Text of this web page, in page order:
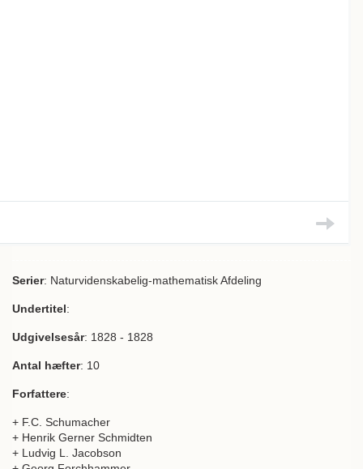
Serier: Naturvidenskabelig-mathematisk Afdeling
Undertitel:
Udgivelsesår: 1828 - 1828
Antal hæfter: 10
Forfattere:
+ F.C. Schumacher
+ Henrik Gerner Schmidten
+ Ludvig L. Jacobson